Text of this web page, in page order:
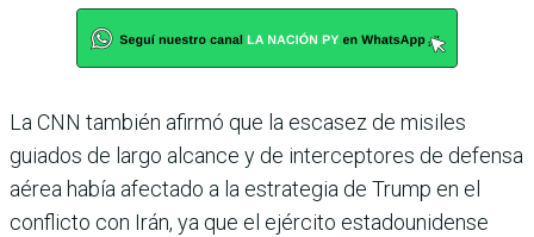
La CNN también afirmó que la escasez de misiles
guiados de largo alcance y de interceptores de defensa
aérea había afectado a la estrategia de Trump en el
conflicto con Irán, ya que el ejército estadounidense